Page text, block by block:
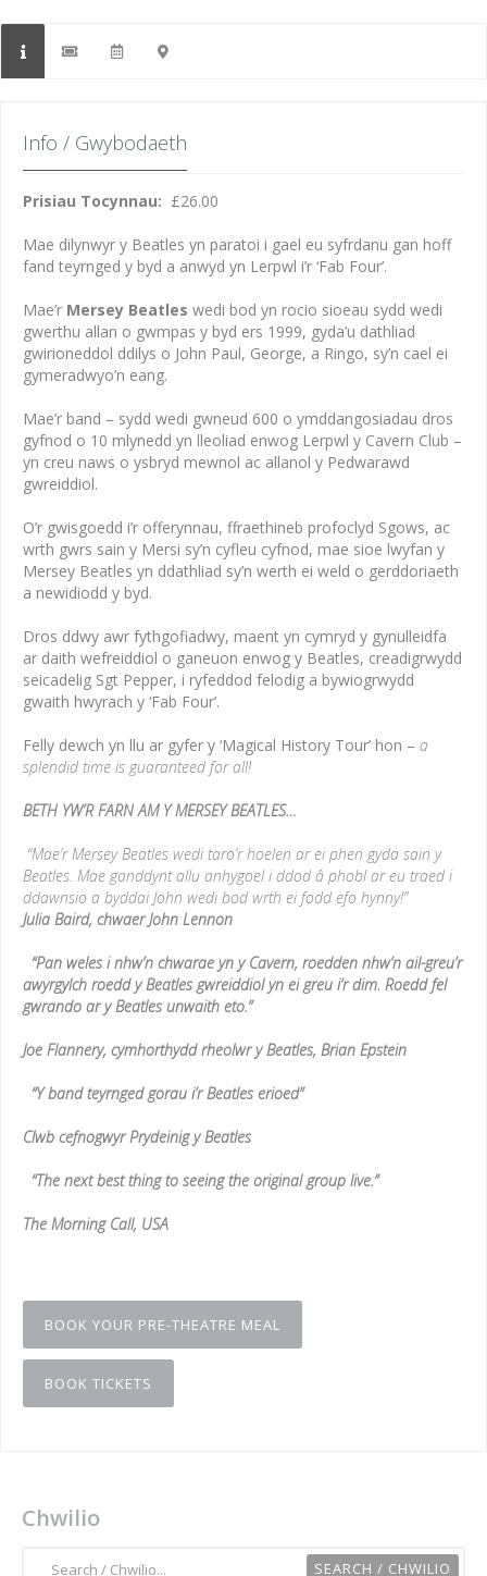
Info / Gwybodaeth
Prisiau Tocynnau: £26.00
Mae dilynwyr y Beatles yn paratoi i gael eu syfrdanu gan hoff
fand teyrnged y byd a anwyd yn Lerpwl i’r ‘Fab Four’.
Mae’r Mersey Beatles wedi bod yn rocio sioeau sydd wedi
gwerthu allan o gwmpas y byd ers 1999, gyda’u dathliad
gwirioneddol ddilys o John Paul, George, a Ringo, sy’n cael ei
gymeradwyo’n eang.
Mae’r band – sydd wedi gwneud 600 o ymddangosiadau dros
gyfnod o 10 mlynedd yn lleoliad enwog Lerpwl y Cavern Club –
yn creu naws o ysbryd mewnol ac allanol y Pedwarawd
gwreiddiol.
O’r gwisgoedd i’r offerynnau, ffraethineb profoclyd Sgows, ac
wrth gwrs sain y Mersi sy’n cyfleu cyfnod, mae sioe lwyfan y
Mersey Beatles yn ddathliad sy’n werth ei weld o gerddoriaeth
a newidiodd y byd.
Dros ddwy awr fythgofiadwy, maent yn cymryd y gynulleidfa
ar daith wefreiddiol o ganeuon enwog y Beatles, creadigrwydd
seicadelig Sgt Pepper, i ryfeddod felodig a bywiogrwydd
gwaith hwyrach y ‘Fab Four’.
Felly dewch yn llu ar gyfer y ‘Magical History Tour’ hon – a
splendid time is guaranteed for all!
BETH YW’R FARN AM Y MERSEY BEATLES…
“Mae’r Mersey Beatles wedi taro’r hoelen ar ei phen gyda sain y
Beatles. Mae ganddynt allu anhygoel i ddod â phobl ar eu traed i
ddawnsio a byddai John wedi bod wrth ei fodd efo hynny!”
Julia Baird, chwaer John Lennon
“Pan weles i nhw’n chwarae yn y Cavern, roedden nhw’n ail-greu’r
awyrgylch roedd y Beatles gwreiddiol yn ei greu i’r dim. Roedd fel
gwrando ar y Beatles unwaith eto.”
Joe Flannery, cymhorthydd rheolwr y Beatles, Brian Epstein
“Y band teyrnged gorau i’r Beatles erioed”
Clwb cefnogwyr Prydeinig y Beatles
“The next best thing to seeing the original group live.”
The Morning Call, USA
BOOK YOUR PRE-THEATRE MEAL
BOOK TICKETS
Chwilio